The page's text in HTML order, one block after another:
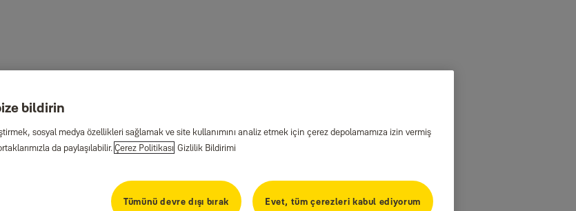
bildirin
sosyal medya özellikleri sağlamak ve site kullanımını analiz etmek için çerez depolamamıza izin vermiş
da paylaşılabilir.Çerez Politikası Gizlilik Bildirimi
Tümünü devre dışı bırak
Evet, tüm çerezleri kabul ediyorum